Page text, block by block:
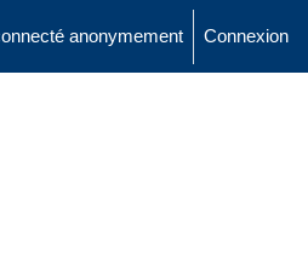
anonymement Connexion